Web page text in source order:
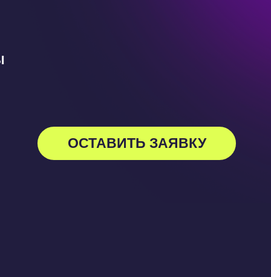
ОСТАВИТЬ ЗАЯВКУ
3 4